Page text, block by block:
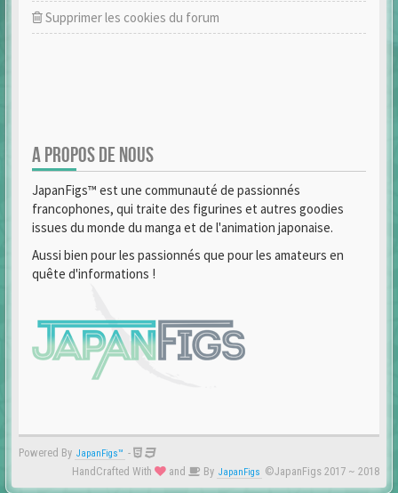
Supprimer les cookies du forum
A PROPOS DE NOUS
JapanFigs™ est une communauté de passionnés
francophones, qui traite des figurines et autres goodies
issues du monde du manga et de l'animation japonaise.
Aussi bien pour les passionnés que pour les amateurs en
quête d'informations !
Powered By JapanFigs™ -
HandCrafted With
and By JapanFigs ©JapanFigs 2017 ~ 2018